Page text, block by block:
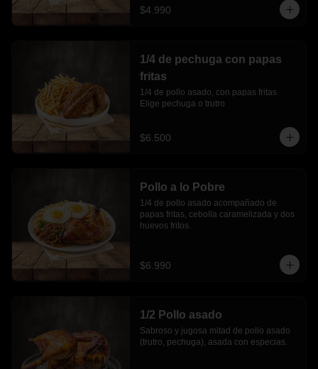
$4.990
1/4 de pechuga con papas
fritas
1/4 de pollo asado, con papas fritas.
Elige pechuga o trutro
$6.500
Pollo a lo Pobre
1/4 de pollo asado acompañado de
papas fritas, cebolla caramelizada y dos
huevos fritos.
$6.990
1/2 Pollo asado
Sabroso y jugosa mitad de pollo asado
(trutro, pechuga), asada con especias.